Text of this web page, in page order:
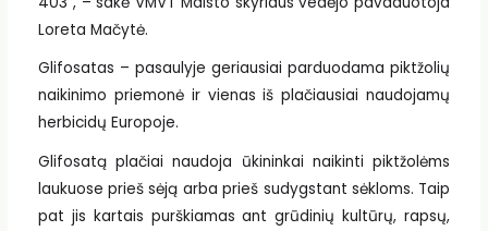
Loreta Mačytė.
Glifosatas – pasaulyje geriausiai parduodama piktžolių
naikinimo priemonė ir vienas iš plačiausiai naudojamų
herbicidų Europoje.
Glifosatą plačiai naudoja ūkininkai naikinti piktžolėms
laukuose prieš sėją arba prieš sudygstant sėkloms. Taip
pat jis kartais purškiamas ant grūdinių kultūrų, rapsų,